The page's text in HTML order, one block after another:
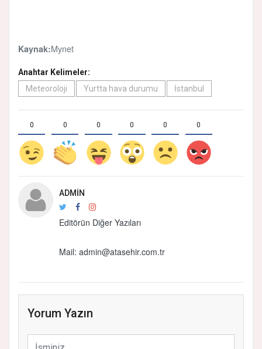
Kaynak:Mynet
Anahtar Kelimeler:
Meteoroloji
Yurtta hava durumu İstanbul
0 0 0 0 0 0
ADMIN
Editörün Diğer Yazıları
Mail: admin@atasehir.com.tr
Yorum Yazın